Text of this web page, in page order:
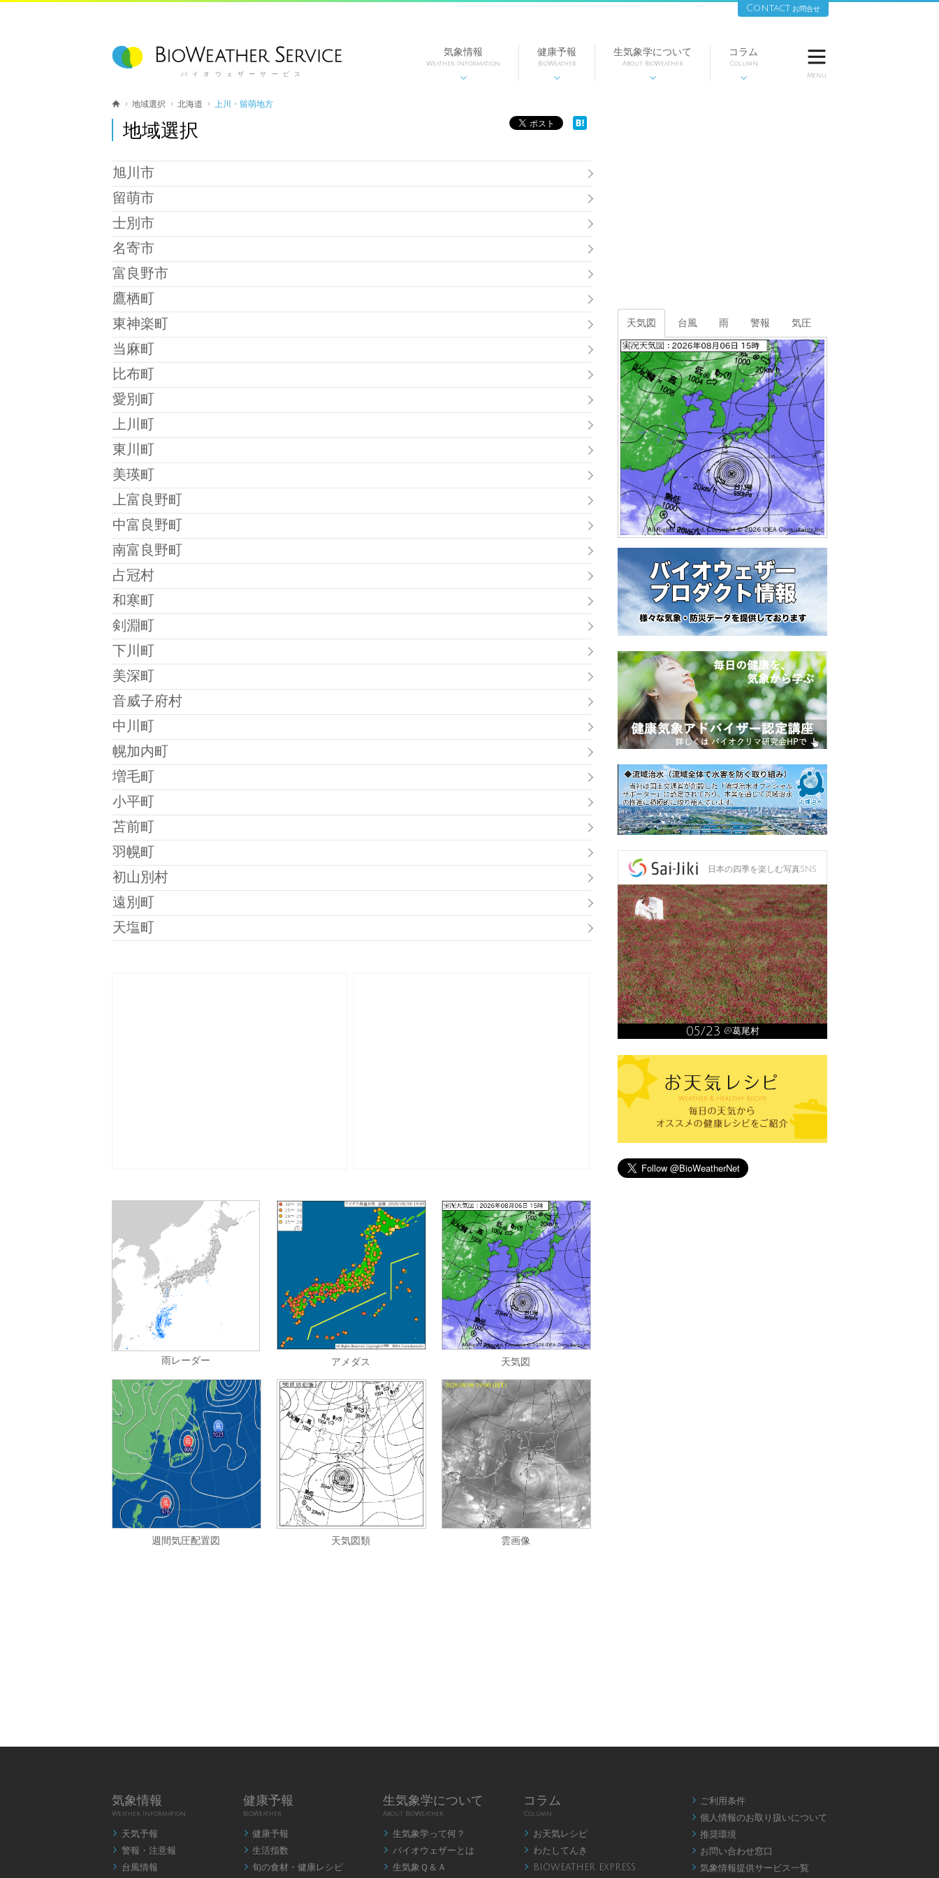
バイオウェザーサービス
気象情報
Weather Information

健康予報
BioWeather

生気象学について
About BioWeather

コラム
Column


Menu
地域選択 北海道 上川・留萌地方
地域選択
旭川市
留萌市
士別市
名寄市
富良野市
鷹栖町
東神楽町
当麻町
比布町
愛別町
上川町
東川町
美瑛町
上富良野町
中富良野町
南富良野町
占冠村
和寒町
剣淵町
下川町
美深町
音威子府村
中川町
幌加内町
増毛町
小平町
苫前町
羽幌町
初山別村
遠別町
天塩町
雨レーダー アメダス 天気図
週間気圧配置図 天気図類 雲画像
天気図 台風 雨 警報 気圧
日本の四季を楽しむ写真SNS
05/23 @葛尾村
気象情報
Weather Information
 天気予報
 警報・注意報
 台風情報
健康予報
BioWeather
 健康予報
 生活指数
 旬の食材・健康レシピ
生気象学について
About BioWeather
 生気象学って何？
 バイオウェザーとは
 生気象Ｑ＆Ａ
コラム
Column
 お天気レシピ
 わたしてんき
 BIOWEATHER EXPRESS
 ご利用条件
 個人情報のお取り扱いについて
 推奨環境
 お問い合わせ窓口
 気象情報提供サービス一覧
Contact お問合せ